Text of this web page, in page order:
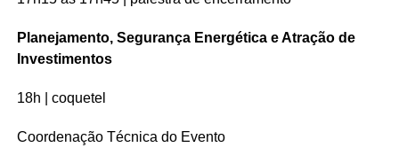
Planejamento, Segurança Energética e Atração de
Investimentos
18h | coquetel
Coordenação Técnica do Evento